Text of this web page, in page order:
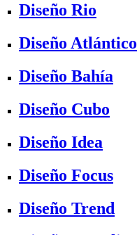
Diseño Rio
Diseño Atlántico
Diseño Bahía
Diseño Cubo
Diseño Idea
Diseño Focus
Diseño Trend